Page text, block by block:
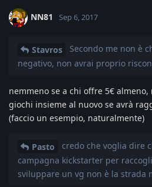
NN81 Sep 6, 2017
Stavros
Secondo me non è
negativo, non avrai proprio
nemmeno se a chi offre 5€
giochi insieme al nuovo se avrà
(faccio un esempio, naturalmente)
Pasto
credo che voglia dire
campagna kickstarter per
sviluppare un vg non è la strada